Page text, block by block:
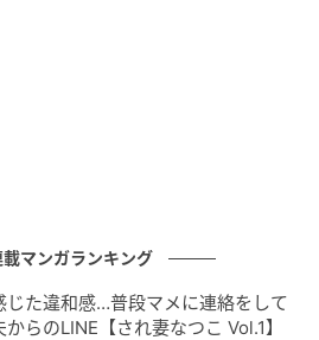
口のケアの進め方が全身の状
ます。
載マンガランキング
じた違和感…普段マメに連絡をして
からのLINE【され妻なつこ Vol.1】